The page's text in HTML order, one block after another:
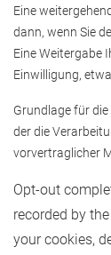
Eine
dann, wenn Sie
Eine Weitergabe
Einwilligung,
Grundlage für die
der die
vorvertraglicher
Opt-out
recorded by
your cookies,